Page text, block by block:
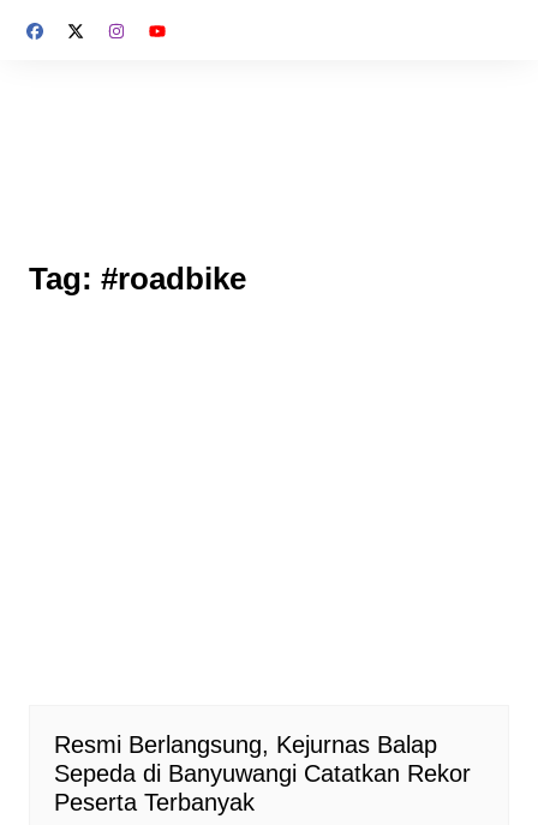
Tag: #roadbike
Resmi Berlangsung, Kejurnas Balap
Sepeda di Banyuwangi Catatkan Rekor
Peserta Terbanyak